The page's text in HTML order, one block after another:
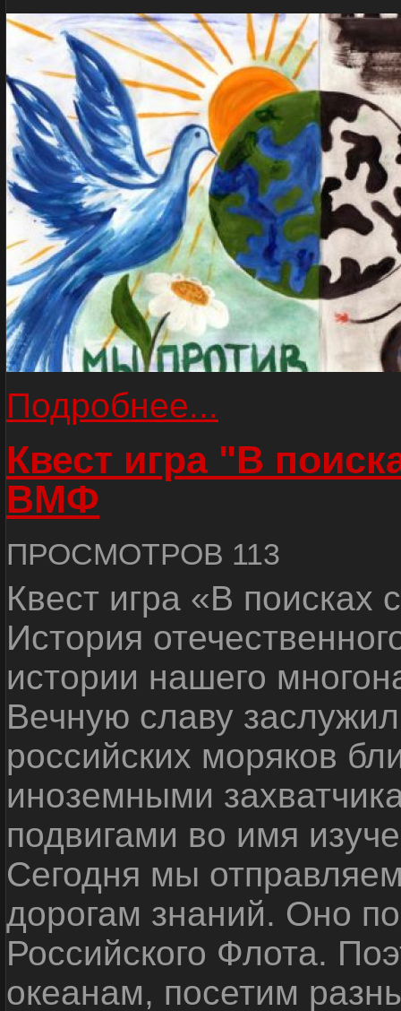
Подробнее...
Квест игра "В
ВМФ
ПРОСМОТРОВ 113
Квест игра «В
История
истории нашего
Вечную славу
российских моряков
иноземными
подвигами во имя
Сегодня мы
дорогам знаний. Оно
Российского Флота.
океанам, посетим